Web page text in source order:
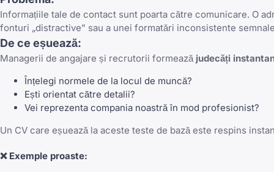
Informațiile tale de contact sunt poarta către comunicare. O
fonturi „distractive” sau a unei formatări inconsistente
De ce eșuează:
Managerii de angajare și recrutorii formează judecăți
Înțelegi normele de la locul de muncă?
Ești orientat către detalii?
Vei reprezenta compania noastră în mod profesionist?
Un CV care eșuează la aceste teste de bază este respins
❌ Exemple proaste: